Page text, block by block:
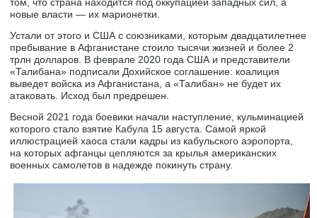
новые власти — их марионетки.
Устали от этого и США с союзниками, которым двадцатилетнее
пребывание в Афганистане стоило тысячи жизней и более 2
трлн долларов. В феврале 2020 года США и представители
«Талибана» подписали Дохийское соглашение: коалиция
выведет войска из Афганистана, а «Талибан» не будет их
атаковать. Исход был предрешен.
Весной 2021 года боевики начали наступление, кульминацией
которого стало взятие Кабула 15 августа. Самой яркой
иллюстрацией хаоса стали кадры из кабульского аэропорта,
на которых афганцы цепляются за крылья американских
военных самолетов в надежде покинуть страну.